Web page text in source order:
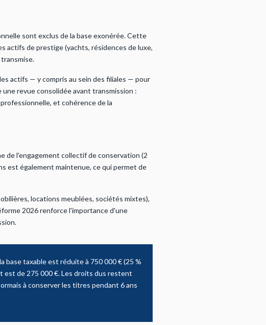
sont exclus de la base exonérée. Cette
actifs de prestige (yachts, résidences de luxe,
actifs — y compris au sein des filiales — pour
revue consolidée avant transmission :
et cohérence de la
de l'engagement collectif de conservation (2
est également maintenue, ce qui permet de
locations meublées, sociétés mixtes),
2026 renforce l'importance d'une
base taxable est réduite à 750 000 € (25 %
est de 275 000 €. Les droits dus restent
à conserver les titres pendant 6 ans